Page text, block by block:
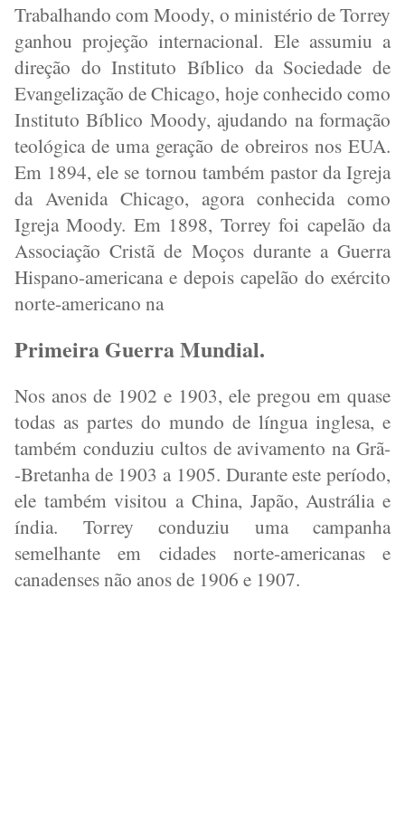
Trabalhando com Moody, o ministério de Torrey
ganhou projeção internacional. Ele assumiu a
direção do Instituto Bíblico da Sociedade de
Evangelização de Chicago, hoje conhecido como
Instituto Bíblico Moody, ajudando na formação
teológica de uma geração de obreiros nos EUA.
Em 1894, ele se tornou também pastor da Igreja
da Avenida Chicago, agora conhecida como
Igreja Moody. Em 1898, Torrey foi capelão da
Associação Cristã de Moços durante a Guerra
Hispano-americana e depois capelão do exército
norte-americano na
Primeira Guerra Mundial.
Nos anos de 1902 e 1903, ele pregou em quase
todas as partes do mundo de língua inglesa, e
também conduziu cultos de avivamento na Grã-
-Bretanha de 1903 a 1905. Durante este período,
ele também visitou a China, Japão, Austrália e
índia. Torrey conduziu uma campanha
semelhante em cidades norte-americanas e
canadenses não anos de 1906 e 1907.